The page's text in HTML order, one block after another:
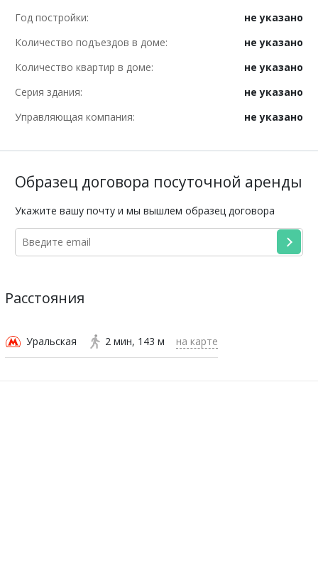
Год постройки:
не указано
Количество подъездов в доме:
не указано
Количество квартир в доме:
не указано
Серия здания:
не указано
Управляющая компания:
не указано
Образец договора посуточной аренды
Укажите вашу почту и мы вышлем образец договора
Расстояния
Уральская 2 мин 143 м на карте